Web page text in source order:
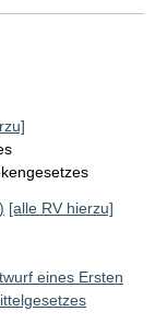
[alle RV hierzu]
eines Ersten